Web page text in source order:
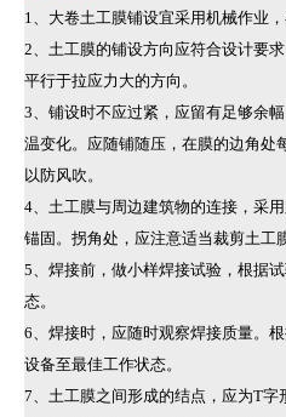
1、大卷土工膜铺设宜采用机械作业
2、土工膜的铺设方向应符合设计要
平行于拉应力大的方向。
3、铺设时不应过紧，应留有足够余
温变化。应随铺随压，在膜的边角处
以防风吹。
4、土工膜与周边建筑物的连接，采
锚固。拐角处，应注意适当裁剪土工
5、焊接前，做小样焊接试验，根据
态。
6、焊接时，应随时观察焊接质量。
设备至最佳工作状态。
7、土工膜之间形成的结点，应为T